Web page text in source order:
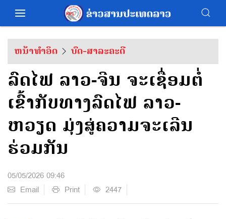
ຫນ້າທຳອິດ ບົດ-ສາລະຄະດີ
ລົດໄຟ ລາວ-ຈີນ ຈະເຊື່ອມຕໍ່
ເຂົ້າກັບທາງລົດໄຟ ລາວ-
ຫວຽດ ມຸ່ງສູ່ຄວາມຈະເລີນ
ຮ່ວມກັນ
05/05/2026 09:46
Email
Print 2447